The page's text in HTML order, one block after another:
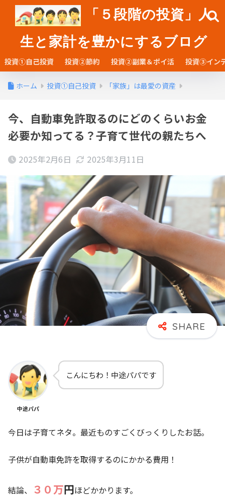
「５段階の投資」人
生と家計を豊かにするブログ
投資①自己投資 投資②節約 投資②副業＆ポイ活 投資③イン
ホーム 投資①自己投資 「家族」は最愛の資産
今、自動車免許取るのにどのくらいお金
必要か知ってる？子育て世代の親たちへ
2025年2月6日 2025年3月11日
中途パパ
こんにちわ！中途パパです
今日は子育てネタ。最近ものすごくびっくりしたお話。
子供が自動車免許を取得するのにかかる費用！
結論、 ３０万円ほどかかります。